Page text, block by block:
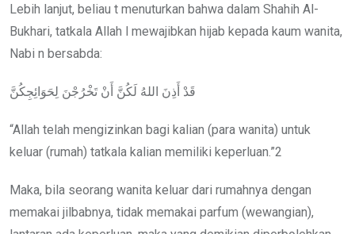
Lebih lanjut, beliau t menuturkan bahwa dalam Shahih Al-
Bukhari, tatkala Allah l mewajibkan hijab kepada kaum wanita,
Nabi n bersabda:
قَدْ أَذِنَ اللهُ لَكُنَّ أَنْ تَخْرُجْنَ لِحَوَائِجِكُنَّ
“Allah telah mengizinkan bagi kalian (para wanita) untuk
keluar (rumah) tatkala kalian memiliki keperluan.”2
Maka, bila seorang wanita keluar dari rumahnya dengan
memakai jilbabnya, tidak memakai parfum (wewangian),